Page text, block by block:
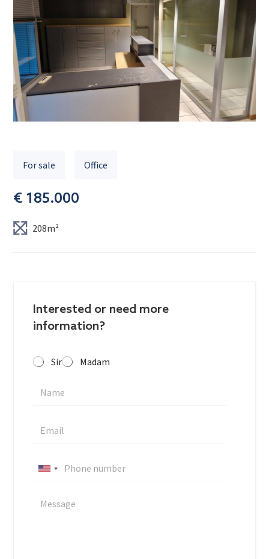
For sale Office
€ 185.000
208m²
Interested or need more
information?
Sir Madam
U
i